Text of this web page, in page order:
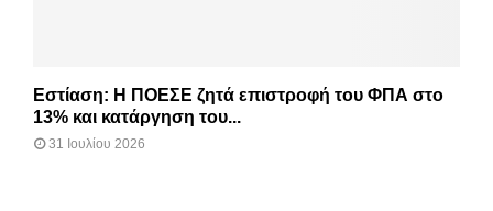
Εστίαση: Η ΠΟΕΣΕ ζητά επιστροφή του ΦΠΑ στο
13% και κατάργηση του...
31 Ιουλίου 2026